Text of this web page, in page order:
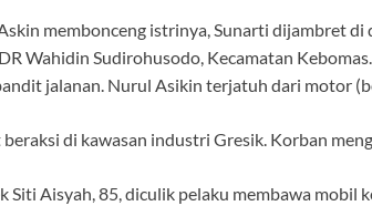
membonceng istrinya, Sunarti dijambret
Wahidin Sudirohusodo, Kecamatan
jalanan. Nurul Asikin terjatuh dari motor
di kawasan industri Gresik. Korban
Siti Aisyah, 85, diculik pelaku membawa mobil